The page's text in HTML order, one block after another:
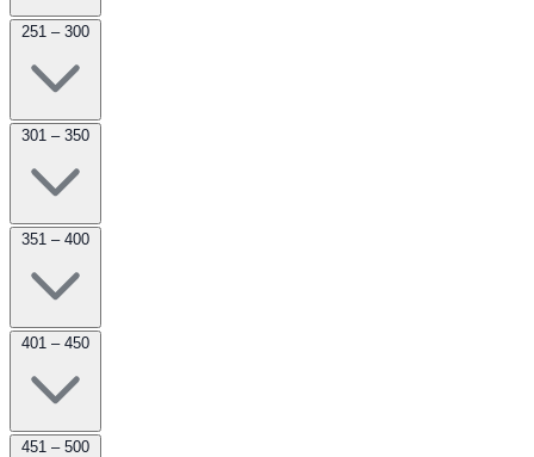
251 – 300
301 – 350
351 – 400
401 – 450
451 – 500